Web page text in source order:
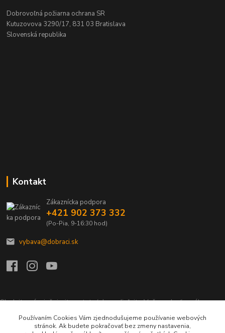
Dobrovoľná požiarna ochrana SR
Kutuzovova 3290/17, 831 03 Bratislava
Slovenská republika
Kontakt
Zákaznícka podpora
+421 902 373 332
(Po-Pia, 9-16:30 hod)
vybava@dobraci.sk
Sledujte nás, inšpirujte ostatných a zdieľajte Vašu radosť z nákupu a
Používaním Cookies Vám zjednodušujeme používanie webových
stránok. Ak budete pokračovať bez zmeny nastavenia,